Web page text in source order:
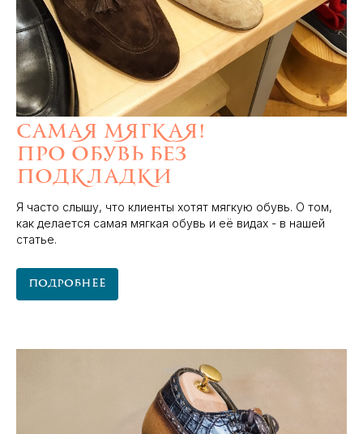
Самая мягкая!
Про обувь без
подкладки
Я часто слышу, что клиенты хотят мягкую обувь. О том,
как делается самая мягкая обувь и её видах - в нашей
статье.
Подробнее